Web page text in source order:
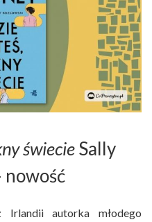
świecieSally
nowość
Irlandii autorka młodego